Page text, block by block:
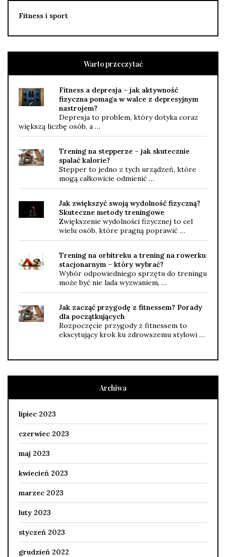
Fitness i sport
Warto przeczytać
Fitness a depresja – jak aktywność
fizyczna pomaga w walce z depresyjnym
nastrojem?
Depresja to problem, który dotyka coraz
większą liczbę osób, a …
Trening na stepperze – jak skutecznie
spalać kalorie?
Stepper to jedno z tych urządzeń, które
mogą całkowicie odmienić …
Jak zwiększyć swoją wydolność fizyczną?
Skuteczne metody treningowe
Zwiększenie wydolności fizycznej to cel
wielu osób, które pragną poprawić …
Trening na orbitreku a trening na rowerku
stacjonarnym – który wybrać?
Wybór odpowiedniego sprzętu do treningu
może być nie lada wyzwaniem, …
Jak zacząć przygodę z fitnessem? Porady
dla początkujących
Rozpoczęcie przygody z fitnessem to
ekscytujący krok ku zdrowszemu stylowi …
Archiwa
lipiec 2023
czerwiec 2023
maj 2023
kwiecień 2023
marzec 2023
luty 2023
styczeń 2023
grudzień 2022